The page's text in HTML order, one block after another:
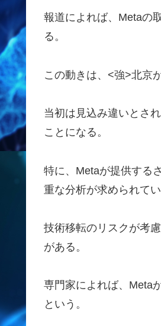
報道によれば、Metaの
る。
この動きは、<強>北京
当初は見込み違いとさ
ことになる。
特に、Metaが提供する
重な分析が求められてい
技術移転のリスクが考
がある。
専門家によれば、Meta
という。